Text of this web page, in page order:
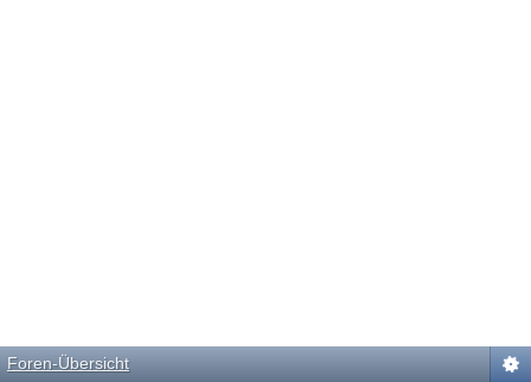
Foren-Übersicht